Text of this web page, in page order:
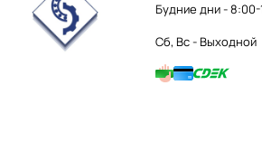
Будние дни - 8:00-
Сб, Вс - Выходной